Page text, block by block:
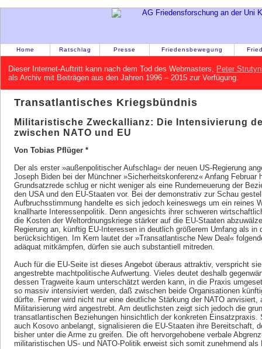
Home Ratschlag Presse Friedensbewegung
Dieser Internet-Auftritt kann nach dem Tod des Webmasters, Peter
als Archiv mit Beiträgen aus den Jahren 1996 – 2015 zur Verfügung.
Transatlantisches Kriegsbündnis
Militaristische Zweckallianz: Die Intensivierung
zwischen NATO und EU
Von Tobias Pflüger *
Der als erster »außenpolitischer Aufschlag« der neuen US-Regierung
Joseph Biden bei der Münchner »Sicherheitskonferenz« Anfang Februar
Grundsatzrede schlug er nicht weniger als eine Runderneuerung der
den USA und den EU-Staaten vor. Bei der demonstrativ zur Schau
Aufbruchsstimmung handelte es sich jedoch keineswegs um ein reines
knallharte Interessenpolitik. Denn angesichts ihrer schweren
die Kosten der Weltordnungskriege stärker auf die EU-Staaten
Regierung an, künftig EU-Interessen in deutlich größerem Umfang als in
berücksichtigen. Im Kern lautet der »Transatlantische New Deal«
adäquat mitkämpfen, dürfen sie auch substantiell mitreden.
Auch für die EU-Seite ist dieses Angebot überaus attraktiv, verspricht
angestrebte machtpolitische Aufwertung. Vieles deutet deshalb
dessen Tragweite kaum unterschätzt werden kann, in die Praxis
so massiv intensiviert werden, daß zwischen beide Organisationen
dürfte. Ferner wird nicht nur eine deutliche Stärkung der NATO anvisiert,
Militarisierung wird angestrebt. Am deutlichsten zeigt sich jedoch die
transatlantischen Beziehungen hinsichtlich der konkreten Einsatzpraxis.
auch Kosovo anbelangt, signalisieren die EU-Staaten ihre Bereitschaft,
bisher unter die Arme zu greifen. Die oft hervorgehobene verbale
militaristischen US- und NATO-Politik erweist sich somit zunehmend als